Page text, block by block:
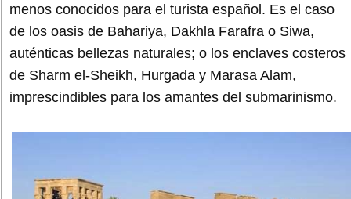
menos conocidos para el turista español. Es el caso
de los oasis de Bahariya, Dakhla Farafra o Siwa,
auténticas bellezas naturales; o los enclaves costeros
de Sharm el-Sheikh, Hurgada y Marasa Alam,
imprescindibles para los amantes del submarinismo.